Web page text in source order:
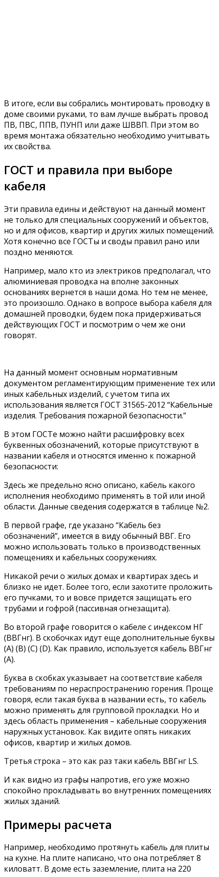
В итоге, если вы собрались монтировать проводку в
доме своими руками, то вам лучше выбрать провод
ПВ, ПВС, ППВ, ПУНП или даже ШВВП. При этом во
время монтажа обязательно необходимо учитывать
их свойства.
ГОСТ и правила при выборе
кабеля
Эти правила едины и действуют на данный момент
не только для специальных сооружений и объектов,
но и для офисов, квартир и других жилых помещений.
Хотя конечно все ГОСТы и своды правил рано или
поздно меняются.
Например, мало кто из электриков предполагал, что
алюминиевая проводка на вполне законных
основаниях вернется в наши дома. Но тем не менее,
это произошло. Однако в вопросе выбора кабеля для
домашней проводки, будем пока придерживаться
действующих ГОСТ и посмотрим о чем же они
говорят.
На данный момент основным нормативным
документом регламентирующим применение тех или
иных кабельных изделий, с учетом типа их
использования является ГОСТ 31565-2012 “Кабельные
изделия. Требования пожарной безопасности.”
В этом ГОСТе можно найти расшифровку всех
буквенных обозначений, которые присутствуют в
названии кабеля и относятся именно к пожарной
безопасности:
Здесь же предельно ясно описано, кабель какого
исполнения необходимо применять в той или иной
области. Данные сведения содержатся в таблице №2.
В первой графе, где указано “Кабель без
обозначений”, имеется в виду обычный ВВГ. Его
можно использовать только в производственных
помещениях и кабельных сооружениях.
Никакой речи о жилых домах и квартирах здесь и
близко не идет. Более того, если захотите проложить
его пучками, то и вовсе придется защищать его
трубами и гофрой (пассивная огнезащита).
Во второй графе говорится о кабеле с индексом НГ
(ВВГнг). В скобочках идут еще дополнительные буквы
(А) (В) (С) (D). Как правило, используется кабель ВВГнг
(А).
Буква в скобках указывает на соответствие кабеля
требованиям по нераспространению горения. Проще
говоря, если такая буква в названии есть, то кабель
можно применять для групповой прокладки. Но и
здесь область применения – кабельные сооружения
наружных установок. Как видите опять никаких
офисов, квартир и жилых домов.
Третья строка – это как раз таки кабель ВВГнг LS.
И как видно из графы напротив, его уже можно
спокойно прокладывать во внутренних помещениях
жилых зданий.
Примеры расчета
Например, необходимо протянуть кабель для плиты
на кухне. На плите написано, что она потребляет 8
киловатт. В доме есть заземление, плита на 220